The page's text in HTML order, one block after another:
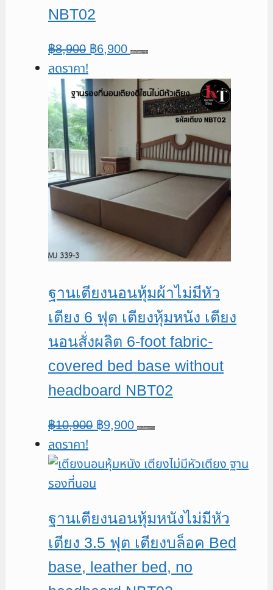
NBT02
฿8,900 Original
was:
฿6,900Current
is:
฿6,900.
หยิบใส่ตะกร้า
ลดราคา!
ฐานเตียงนอนหุ้มผ้าไม่มีหัว
เตียง 6 ฟุต เตียงหุ้มหนัง เตียง
นอนสั่งผลิต 6-foot fabric-
covered bed base without
headboard NBT02
฿10,900 Original
was:
฿9,900Current
is:
หยิบใส่ตะกร้า
ลดราคา!
ฐานเตียงนอนหุ้มหนังไม่มีหัว
เตียง 3.5 ฟุต เตียงบล็อค Bed
base, leather bed, no